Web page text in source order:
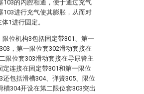
103的内腔相通，便于通过充气
103进行充气使其膨胀，从而对
1进行固定。
位机构3包括固定带301、第一
，第一限位套302滑动套接在
限位套303滑动套接在导尿管主
定连接在固定带301和第一限位
包括滑槽304、弹簧305、限位
槽304开设在第二限位套303突出